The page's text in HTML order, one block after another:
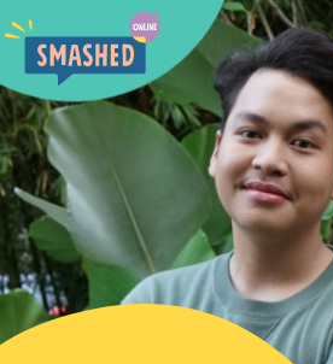
Langsung ke konten utama
Smashed Online